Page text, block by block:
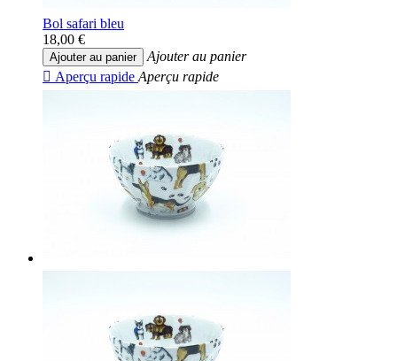
Bol safari bleu
18,00 €
Ajouter au panier
Ajouter au panier
 Aperçu rapide Aperçu rapide